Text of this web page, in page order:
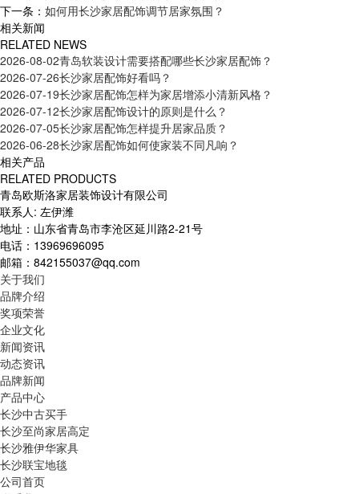
下一条： 如何用长沙家居配饰调节居家氛围？
相关新闻
RELATED NEWS
2026-08-02青岛软装设计需要搭配哪些长沙家居配饰？
2026-07-26长沙家居配饰好看吗？
2026-07-19长沙家居配饰怎样为家居增添小清新风格？
2026-07-12长沙家居配饰设计的原则是什么？
2026-07-05长沙家居配饰怎样提升居家品质？
2026-06-28长沙家居配饰如何使家装不同凡响？
相关产品
RELATED PRODUCTS
青岛欧斯洛家居装饰设计有限公司
联系人: 左伊潍
地址：山东省青岛市李沧区延川路2-21号
电话：13969696095
邮箱：842155037@qq.com
关于我们
品牌介绍
奖项荣誉
企业文化
新闻资讯
动态资讯
品牌新闻
产品中心
长沙中古买手
长沙至尚家居高定
长沙雅伊华家具
长沙联宝地毯
公司首页